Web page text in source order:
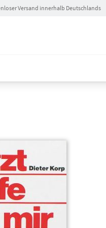
Versand innerhalb Deutschlands